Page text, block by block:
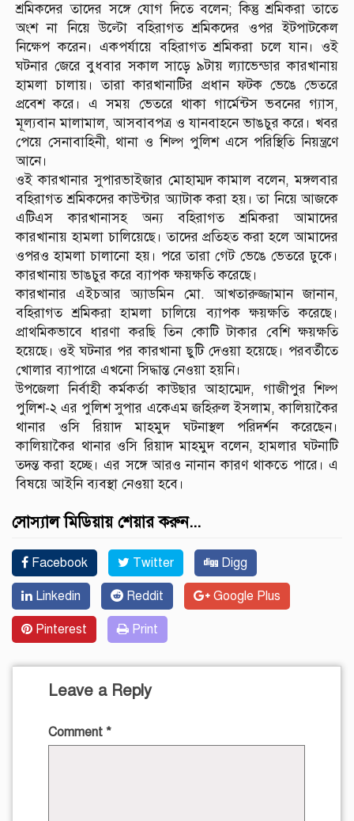
শ্রমিকদের তাদের সঙ্গে যোগ দিতে বলেন; কিন্তু শ্রমিকরা তাতে
অংশ না নিয়ে উল্টো বহিরাগত শ্রমিকদের ওপর ইটপাটকেল
নিক্ষেপ করেন। একপর্যায়ে বহিরাগত শ্রমিকরা চলে যান। ওই
ঘটনার জেরে বুধবার সকাল সাড়ে ৯টায় ল্যাভেন্ডার কারখানায়
হামলা চালায়। তারা কারখানাটির প্রধান ফটক ভেঙে ভেতরে
প্রবেশ করে। এ সময় ভেতরে থাকা গার্মেন্টস ভবনের গ্যাস,
মূল্যবান মালামাল, আসবাবপত্র ও যানবাহনে ভাঙচুর করে। খবর
পেয়ে সেনাবাহিনী, থানা ও শিল্প পুলিশ এসে পরিস্থিতি নিয়ন্ত্রণে
আনে।
ওই কারখানার সুপারভাইজার মোহাম্মদ কামাল বলেন, মঙ্গলবার
বহিরাগত শ্রমিকদের কাউন্টার অ্যাটাক করা হয়। তা নিয়ে আজকে
এটিএস কারখানাসহ অন্য বহিরাগত শ্রমিকরা আমাদের
কারখানায় হামলা চালিয়েছে। তাদের প্রতিহত করা হলে আমাদের
ওপরও হামলা চালানো হয়। পরে তারা গেট ভেঙে ভেতরে ঢুকে।
কারখানায় ভাঙচুর করে ব্যাপক ক্ষয়ক্ষতি করেছে।
কারখানার এইচআর অ্যাডমিন মো. আখতারুজ্জামান জানান,
বহিরাগত শ্রমিকরা হামলা চালিয়ে ব্যাপক ক্ষয়ক্ষতি করেছে।
প্রাথমিকভাবে ধারণা করছি তিন কোটি টাকার বেশি ক্ষয়ক্ষতি
হয়েছে। ওই ঘটনার পর কারখানা ছুটি দেওয়া হয়েছে। পরবর্তীতে
খোলার ব্যাপারে এখনো সিদ্ধান্ত নেওয়া হয়নি।
উপজেলা নির্বাহী কর্মকর্তা কাউছার আহাম্মেদ, গাজীপুর শিল্প
পুলিশ-২ এর পুলিশ সুপার একেএম জহিরুল ইসলাম, কালিয়াকৈর
থানার ওসি রিয়াদ মাহমুদ ঘটনাস্থল পরিদর্শন করেছেন।
কালিয়াকৈর থানার ওসি রিয়াদ মাহমুদ বলেন, হামলার ঘটনাটি
তদন্ত করা হচ্ছে। এর সঙ্গে আরও নানান কারণ থাকতে পারে। এ
বিষয়ে আইনি ব্যবস্থা নেওয়া হবে।
সোস্যাল মিডিয়ায় শেয়ার করুন...
Facebook Twitter Digg
Linkedin Reddit Google Plus
Pinterest Print
Leave a Reply
Comment *